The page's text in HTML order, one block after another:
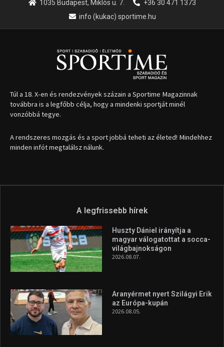
1035 Budapest, Miklós u. 7.
+36 30 471 1373
info (kukac) sportime.hu
Túl a 18. X-en és rendezvények százain a Sportime Magazinnak
továbbra is a legfőbb célja, hogy a mindenki sportját minél
vonzóbbá tegye.
A rendszeres mozgás és a sport jobbá teheti az életed! Mindehhez
minden infót megtalálsz nálunk.
A legfrissebb hírek
Huszty Dániel irányítja a
magyar válogatottat a socca-
világbajnokságon
2026.08.07.
Aranyérmet nyert Szilágyi Erik
az Európa-kupán
2026.08.05.